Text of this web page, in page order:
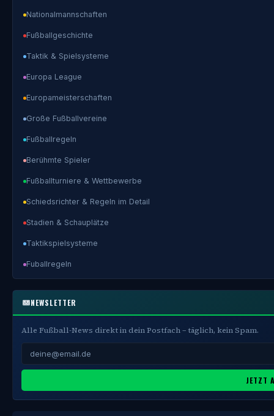
Nationalmannschaften
Fußballgeschichte
Taktik & Spielsysteme
Europa League
Europameisterschaften
Große Fußballvereine
Fußballregeln
Berühmte Spieler
Fußballturniere & Wettbewerbe
Schiedsrichter & Regeln im Detail
Stadien & Schauplätze
Taktikspielsysteme
Fuballregeln
NEWSLETTER
Alle Fußball-News direkt in dein Postfach – täglich, kein Spam.
JETZT